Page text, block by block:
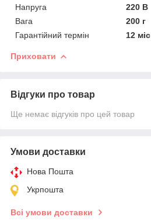
Напруга
220 В
Вага
200 г
Гарантійний термін
12 міс
Приховати
Відгуки про товар
Ще немає відгуків про цей товар
Умови доставки
Нова Пошта
Укрпошта
Всі умови доставки